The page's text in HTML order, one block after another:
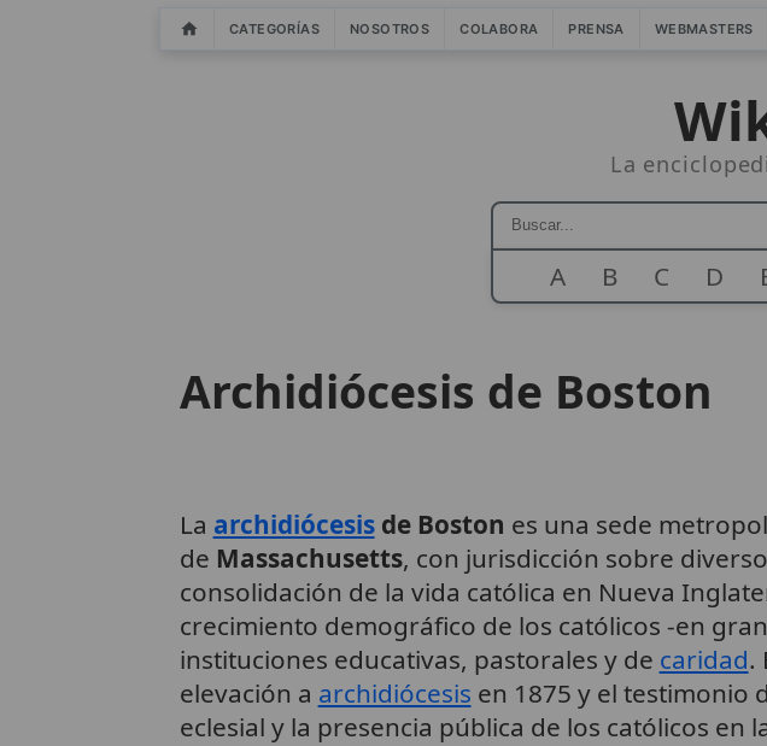
CATEGORÍAS NOSOTROS COLABORA PRENSA WEBMASTERS
La
A B C D
Archidiócesis de Boston
La archidiócesisde Boston es una sede
de Massachusetts, con jurisdicción sobre
consolidación de la vida católica en Nueva
crecimiento demográfico de los católicos -en
instituciones educativas, pastorales y de caridad.
elevación a archidiócesis en 1875 y el testimonio
eclesial y la presencia pública de los católicos en